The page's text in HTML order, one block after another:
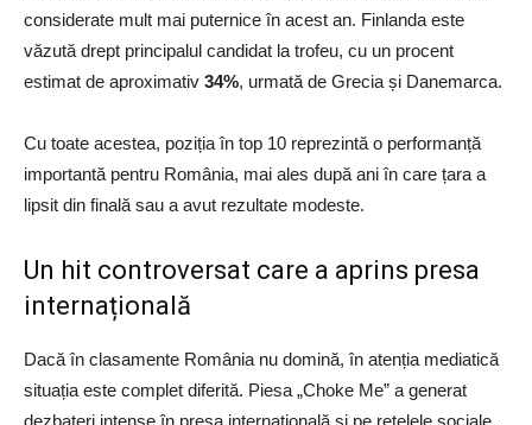
considerate mult mai puternice în acest an. Finlanda este
văzută drept principalul candidat la trofeu, cu un procent
estimat de aproximativ 34%, urmată de Grecia și Danemarca.
Cu toate acestea, poziția în top 10 reprezintă o performanță
importantă pentru România, mai ales după ani în care țara a
lipsit din finală sau a avut rezultate modeste.
Un hit controversat care a aprins presa
internațională
Dacă în clasamente România nu domină, în atenția mediatică
situația este complet diferită. Piesa „Choke Me” a generat
dezbateri intense în presa internațională și pe rețelele sociale.